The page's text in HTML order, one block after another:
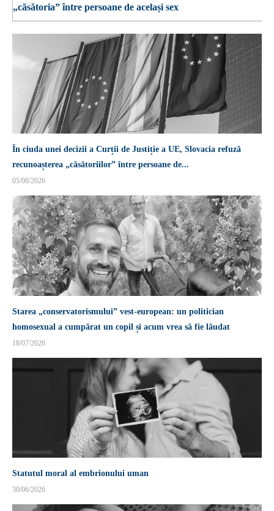
În ciuda unei decizii a Curții de Justiție a UE, Slovacia refuză
recunoașterea „căsătoriilor” între persoane de...
05/08/2026
Starea „conservatorismului” vest-european: un politician
homosexual a cumpărat un copil și acum vrea să fie lăudat
18/07/2026
Statutul moral al embrionului uman
30/06/2026
„căsătoria” între persoane de același sex